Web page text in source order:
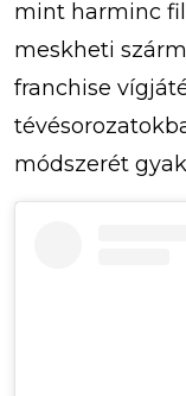
mint harminc
meskheti
franchise
módszerét